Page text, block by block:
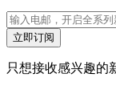
立即订阅
只想接收感兴趣的